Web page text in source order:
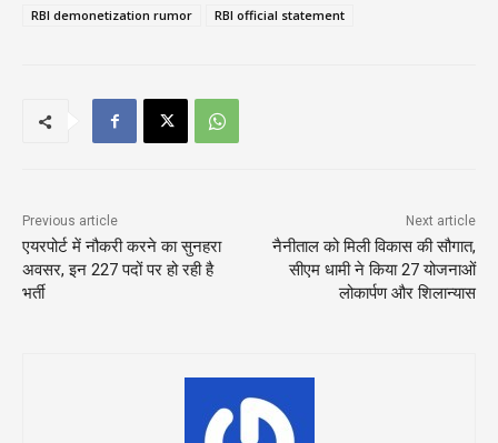
RBI demonetization rumor
RBI official statement
Previous article
एयरपोर्ट में नौकरी करने का सुनहरा
अवसर, इन 227 पदों पर हो रही है
भर्ती
Next article
नैनीताल को मिली विकास की सौगात,
सीएम धामी ने किया 27 योजनाओं
लोकार्पण और शिलान्यास